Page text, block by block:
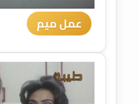
عمل ميم